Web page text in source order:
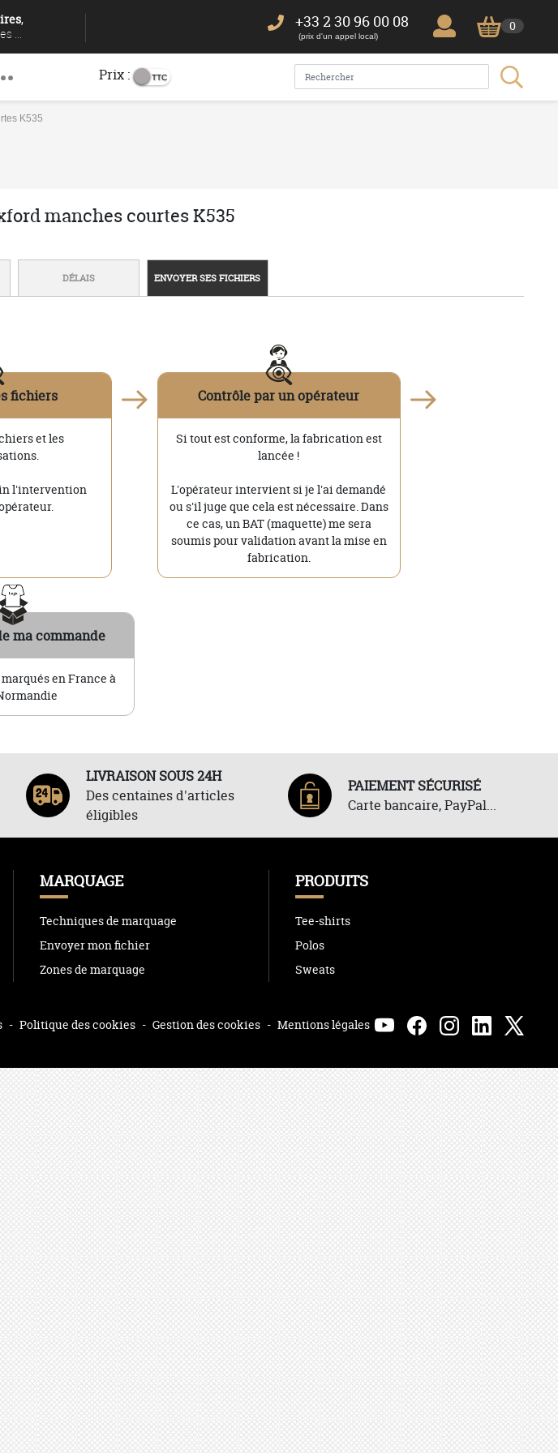
,
...
+33 2 30 96 00 08
(prix d'un appel local)
0
Prix :
K535
manches courtes K535
DÉLAIS ENVOYER SES FICHIERS
fichiers
et les
l'intervention
Contrôle par un opérateur
Si tout est conforme, la fabrication est
lancée !
L'opérateur intervient si je l'ai demandé
ou s'il juge que cela est nécessaire. Dans
ce cas, un BAT (maquette) me sera
soumis pour validation avant la mise en
fabrication.
ma commande
en France à
LIVRAISON SOUS 24H
Des centaines d'articles
éligibles
PAIEMENT SÉCURISÉ
Carte bancaire, PayPal...
MARQUAGE
Techniques de marquage
Envoyer mon fichier
Zones de marquage
PRODUITS
Tee-shirts
Polos
Sweats
- Politique des cookies - Gestion des cookies - Mentions légales